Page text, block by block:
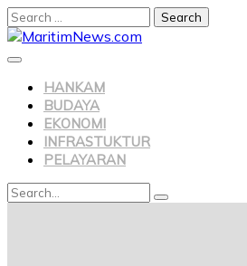
Search
for:
Skip
to
HANKAM
BUDAYA
EKONOMI
INFRASTUKTUR
PELAYARAN
Search
Search